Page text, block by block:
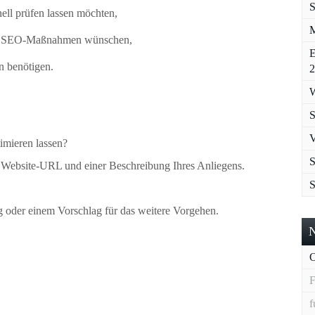
prüfen lassen möchten,
Maßnahmen wünschen,
benötigen.
lassen?
URL und einer Beschreibung Ihres Anliegens.
einem Vorschlag für das weitere Vorgehen.